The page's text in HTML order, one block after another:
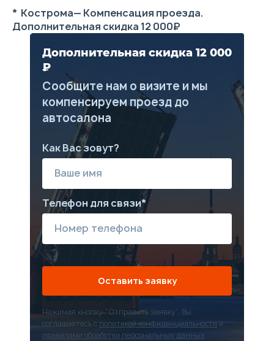
Дополнительная скидка 12 000
₽
Сообщите нам о визите и мы
компенсируем проезд до
автосалона
Как Вас зовут?
Телефон для связи*
Оставить заявку
Нажимая кнопку “Отправить заявку”, Вы
соглашаетесь с политикой конфиденциальности и
правилами обработки персональных данных
* Кострома— Компенсация проезда.
Дополнительная скидка 12 000₽